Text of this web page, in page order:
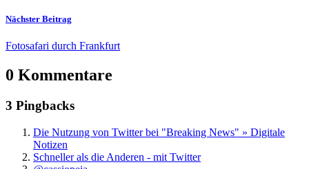
Nächster Beitrag
Fotosafari durch Frankfurt
0 Kommentare
3 Pingbacks
Die Nutzung von Twitter bei "Breaking News" » Digitale
Notizen
Schneller als die Anderen - mit Twitter